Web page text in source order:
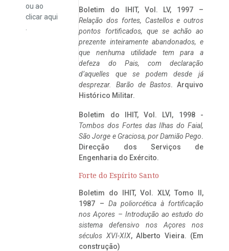
ou ao
clicaraqui
Boletim do IHIT, Vol. LV, 1997 –
Relação dos fortes, Castellos e outros
pontos fortificados, que se achão ao
prezente inteiramente abandonados, e
que nenhuma utilidade tem para a
defeza do Pais, com declaração
d’aquelles que se podem desde já
desprezar. Barão de Bastos. Arquivo
Histórico Militar.
Boletim do IHIT, Vol. LVI, 1998 -
Tombos dos Fortes das Ilhas do Faial,
São Jorge e Graciosa, por Damião Pego.
Direcção dos Serviços de
Engenharia do Exército.
Forte do Espírito Santo
Boletim do IHIT, Vol. XLV, Tomo II,
1987 – Da poliorcética à fortificação
nos Açores – Introdução ao estudo do
sistema defensivo nos Açores nos
séculos XVI-XIX, Alberto Vieira. (Em
construção)